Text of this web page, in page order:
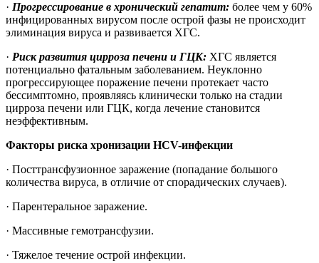
· Прогрессирование в хронический гепатит: более чем у 60%
инфицированных вирусом после острой фазы не происходит
элиминация вируса и развивается ХГС.
· Риск развития цирроза печени и ГЦК: ХГС является
потенциально фатальным заболеванием. Неуклонно
прогрессирующее поражение печени протекает часто
бессимптомно, проявляясь клинически только на стадии
цирроза печени или ГЦК, когда лечение становится
неэффективным.
Факторы риска хронизации HCV-инфекции
· Посттрансфузионное заражение (попадание большого
количества вируса, в отличие от спорадических случаев).
· Парентеральное заражение.
· Массивные гемотрансфузии.
· Тяжелое течение острой инфекции.